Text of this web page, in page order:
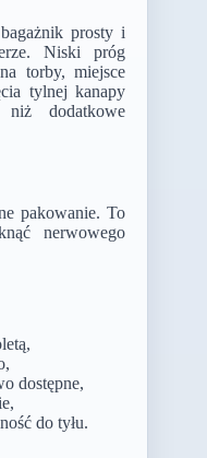
prosty i
Niski próg
torby, miejsce
tylnej kanapy
dodatkowe
pakowanie. To
nerwowego
dostępne,
do tyłu.